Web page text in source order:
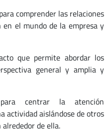
comprender las relaciones
en el mundo de la empresa y
que permite abordar los
general y amplia y
centrar la atención
actividad aislándose de otros
de ella.